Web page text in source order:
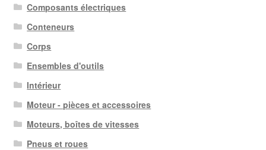
Composants électriques
Conteneurs
Corps
Ensembles d'outils
Intérieur
Moteur - pièces et accessoires
Moteurs, boîtes de vitesses
Pneus et roues